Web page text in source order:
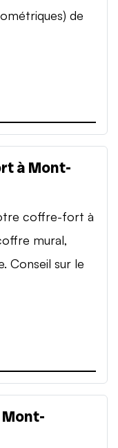
de
à Mont-
coffre-fort à
mural,
Conseil sur le